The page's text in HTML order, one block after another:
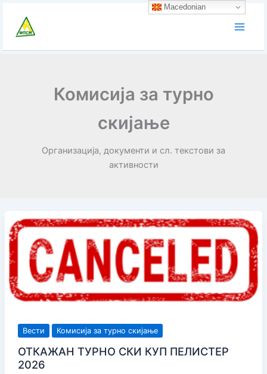
content
Комисија за турно
скијање
Организација, документи и сл. текстови за
активности
Вести Комисија за турно скијање
ОТКАЖАН ТУРНО СКИ КУП ПЕЛИСТЕР
2026
Macedonian